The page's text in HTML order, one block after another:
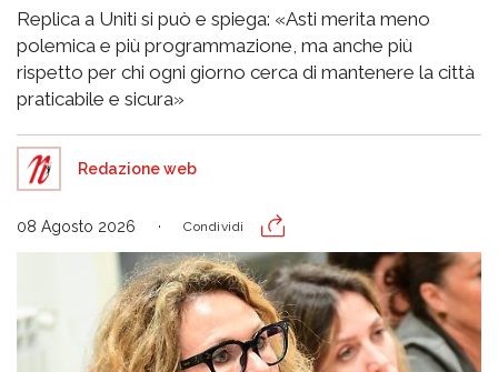
Replica a Uniti si può e spiega: «Asti merita meno
polemica e più programmazione, ma anche più
rispetto per chi ogni giorno cerca di mantenere la città
praticabile e sicura»
Redazione web
08 Agosto 2026 Condividi